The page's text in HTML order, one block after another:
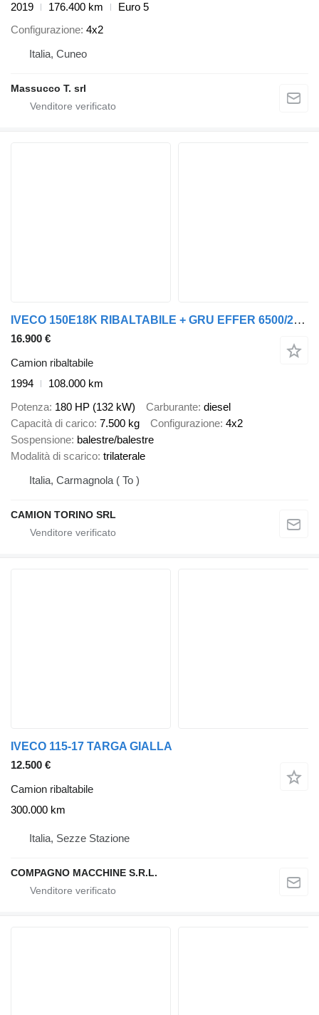
2019
176.400 km
Euro 5
Configurazione 4x2
Italia, Cuneo
Massucco T. srl
IVECO 150E18K RIBALTABILE + GRU EFFER 6500/2+2, REVISIONE OK
16.900 €
Camion ribaltabile
1994
108.000 km
Potenza 180 HP (132 kW) Carburante diesel
Capacità di carico 7.500 kg Configurazione 4x2
Sospensione balestre/balestre
Modalità di scarico trilaterale
Italia, Carmagnola ( To )
CAMION TORINO SRL
IVECO 115-17 TARGA GIALLA
12.500 €
Camion ribaltabile
300.000 km
Italia, Sezze Stazione
COMPAGNO MACCHINE S.R.L.